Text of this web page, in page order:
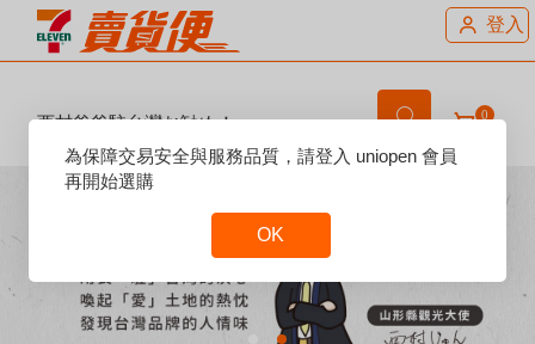
登入
西村爸爸駐台灣お勧め！ 0
Reset
Focus
為保障交易安全與服務品質，請登入 uniopen 會員
再開始選購
OK
Focus